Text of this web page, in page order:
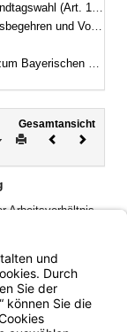
(Art. 19–61)
(Art. 62–88)
Landtag
Gesamtansicht
Download
DruckenVorheriges
Arbeitsverhältnis
und zur
gewährt